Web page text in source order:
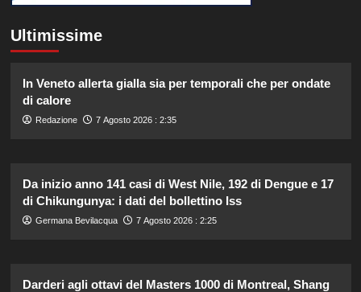
Ultimissime
In Veneto allerta gialla sia per temporali che per ondate
di calore
Redazione 7 Agosto 2026 : 2:35
Da inizio anno 141 casi di West Nile, 192 di Dengue e 17
di Chikungunya: i dati del bollettino Iss
Germana Bevilacqua 7 Agosto 2026 : 2:25
Darderi agli ottavi del Masters 1000 di Montreal, Shang